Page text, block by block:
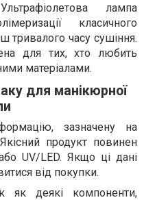
лампа
класичного
тривалого часу сушіння.
для тих, хто любить
матеріалами.
для манікюрної
зазначену на
продукт повинен
UV/LED. Якщо ці дані
від покупки.
як деякі компоненти,